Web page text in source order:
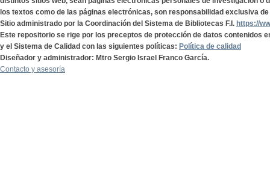
los textos como de las páginas electrónicas, son responsabilidad exclusiva
Sitio administrado por la Coordinación del Sistema de Bibliotecas F.I. https://
Este repositorio se rige por los preceptos de protección de datos contenidos
y el Sistema de Calidad con las siguientes políticas: Política de calidad
Diseñador y administrador: Mtro Sergio Israel Franco García.
Contacto y asesoría